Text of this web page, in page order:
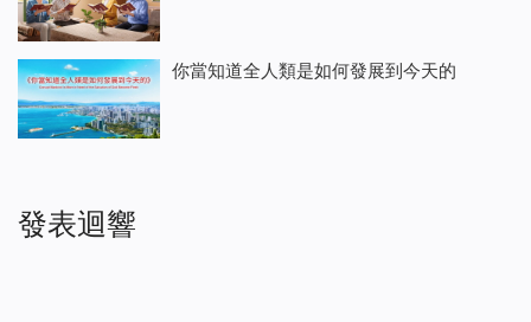
你當知道全人類是如何發展到今天的
發表迴響